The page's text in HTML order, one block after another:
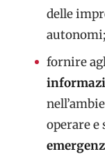
delle
autonomi;
fornire
operare e